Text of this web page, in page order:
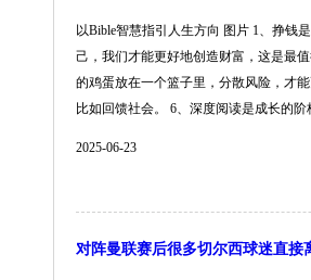
以Bible智慧指引人生方向 图片 1、挣钱
己，我们才能更好地创造财富，这是最
的鸡蛋放在一个篮子里，分散风险，才
比如回馈社会。 6、深度阅读是成长的阶
2025-06-23
对阵曼联赛后很多切尔西球迷直接